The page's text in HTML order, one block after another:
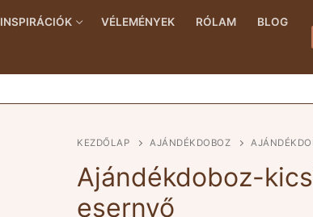
INSPIRÁCIÓK VÉLEMÉNYEK RÓLAM BLOG
KEZDŐLAP AJÁNDÉKDOBOZ
Ajándékdoboz-
esernyő